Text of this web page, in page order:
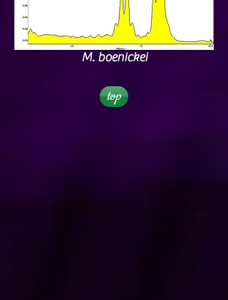
M. boenickei
top